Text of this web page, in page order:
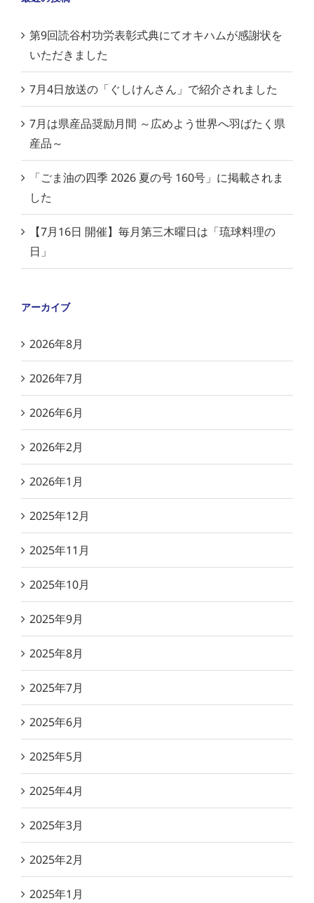
第9回読谷村功労表彰式典にてオキハムが感謝状を
いただきました
7月4日放送の「ぐしけんさん」で紹介されました
7月は県産品奨励月間 ～広めよう世界へ羽ばたく県
産品～
「ごま油の四季 2026 夏の号 160号」に掲載されま
した
【7月16日 開催】毎月第三木曜日は「琉球料理の
日」
アーカイブ
2026年8月
2026年7月
2026年6月
2026年2月
2026年1月
2025年12月
2025年11月
2025年10月
2025年9月
2025年8月
2025年7月
2025年6月
2025年5月
2025年4月
2025年3月
2025年2月
2025年1月